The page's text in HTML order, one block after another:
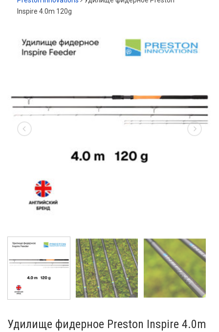
Inspire 4.0m 120g
-20%
Удилище фидерное Preston Inspire 4.0m